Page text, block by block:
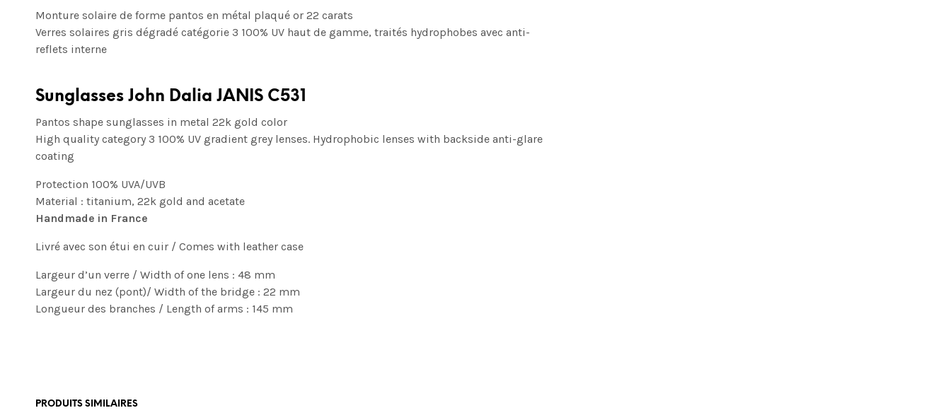
Monture solaire de forme pantos en métal plaqué or 22 carats
Verres solaires gris dégradé catégorie 3 100% UV haut de gamme, traités hydrophobes avec anti-
reflets interne
Sunglasses John Dalia JANIS C531
Pantos shape sunglasses in metal 22k gold color
High quality category 3 100% UV gradient grey lenses. Hydrophobic lenses with backside anti-glare
coating
Protection 100% UVA/UVB
Material : titanium, 22k gold and acetate
Handmade in France
Livré avec son étui en cuir / Comes with leather case
Largeur d’un verre / Width of one lens : 48 mm
Largeur du nez (pont)/ Width of the bridge : 22 mm
Longueur des branches / Length of arms : 145 mm
PRODUITS SIMILAIRES